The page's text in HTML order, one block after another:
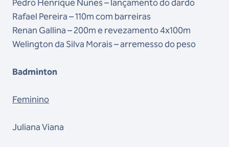
Pedro Henrique Nunes – lançamento do dardo
Rafael Pereira – 110m com barreiras
Renan Gallina – 200m e revezamento 4x100m
Welington da Silva Morais – arremesso do peso
Badminton
Feminino
Juliana Viana